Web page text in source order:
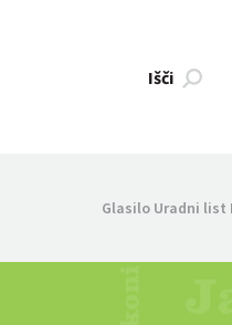
Išči
Glasilo Uradni list